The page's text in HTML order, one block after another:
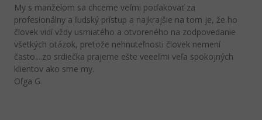
My s manželom sa chceme veľmi poďakovať za
profesionálny a ľudský prístup a najkrajšie na tom je, že ho
človek vidí vždy usmiatého a otvoreného na zodpovedanie
všetkých otázok, pretože nehnuteľnosti človek nemení
často....zo srdiečka prajeme ešte veeeľmi veľa spokojných
klientov ako sme my.
Oľga G.